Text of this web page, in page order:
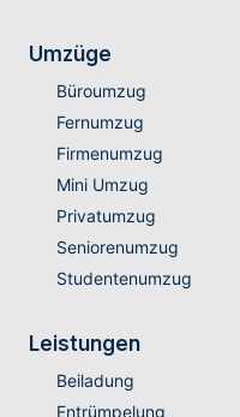
Umzüge
Büroumzug
Fernumzug
Firmenumzug
Mini Umzug
Privatumzug
Seniorenumzug
Studentenumzug
Leistungen
Beiladung
Entrümpelung